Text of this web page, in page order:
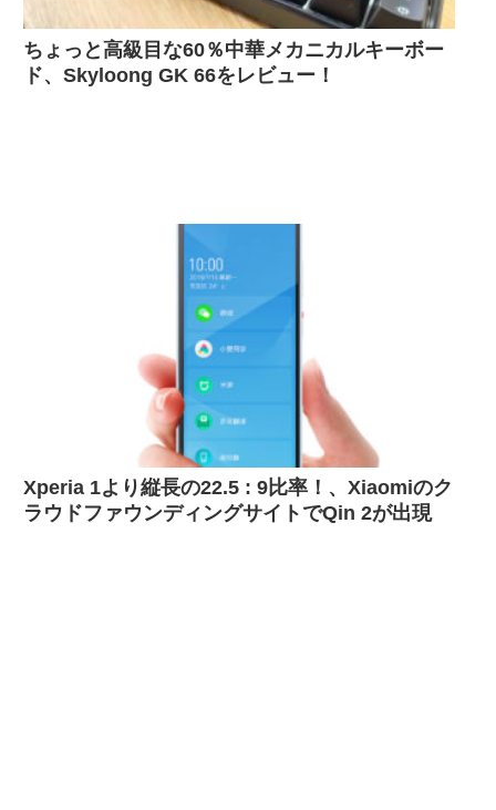
ちょっと高級目な60％中華メカニカルキーボー
ド、Skyloong GK 66をレビュー！
Xperia 1より縦長の22.5 : 9比率！、Xiaomiのク
ラウドファウンディングサイトでQin 2が出現